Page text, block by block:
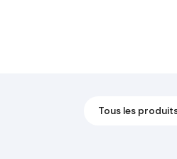
Tous les